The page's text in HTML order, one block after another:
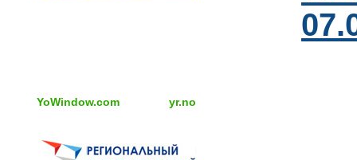
YoWindow.com yr.no